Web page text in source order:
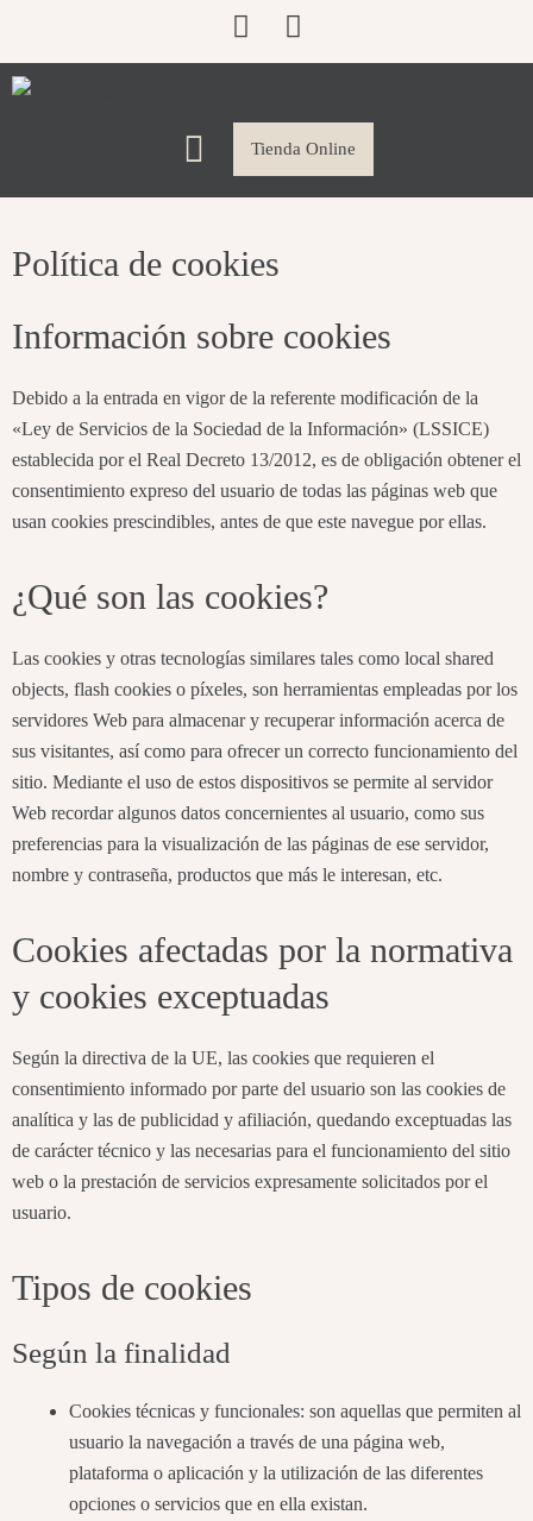
contenido
F
a
e
b
o
o
I
n
t
a
g
r
Menú
Tienda Online
Política de cookies
Información sobre cookies
Debido a la entrada en vigor de la referente modificación de la
«Ley de Servicios de la Sociedad de la Información» (LSSICE)
establecida por el Real Decreto 13/2012, es de obligación obtener el
consentimiento expreso del usuario de todas las páginas web que
usan cookies prescindibles, antes de que este navegue por ellas.
¿Qué son las cookies?
Las cookies y otras tecnologías similares tales como local shared
objects, flash cookies o píxeles, son herramientas empleadas por los
servidores Web para almacenar y recuperar información acerca de
sus visitantes, así como para ofrecer un correcto funcionamiento del
sitio. Mediante el uso de estos dispositivos se permite al servidor
Web recordar algunos datos concernientes al usuario, como sus
preferencias para la visualización de las páginas de ese servidor,
nombre y contraseña, productos que más le interesan, etc.
Cookies afectadas por la normativa
y cookies exceptuadas
Según la directiva de la UE, las cookies que requieren el
consentimiento informado por parte del usuario son las cookies de
analítica y las de publicidad y afiliación, quedando exceptuadas las
de carácter técnico y las necesarias para el funcionamiento del sitio
web o la prestación de servicios expresamente solicitados por el
usuario.
Tipos de cookies
Según la finalidad
Cookies técnicas y funcionales: son aquellas que permiten al
usuario la navegación a través de una página web,
plataforma o aplicación y la utilización de las diferentes
opciones o servicios que en ella existan.